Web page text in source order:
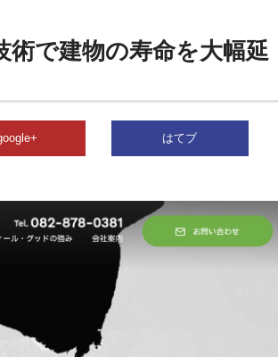
術で建物の寿命を大幅延
はてブ